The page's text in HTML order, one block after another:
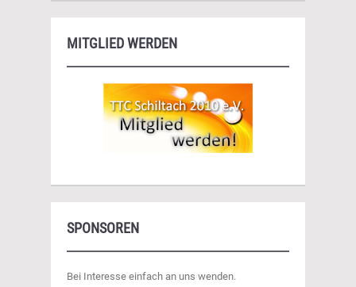
MITGLIED WERDEN
SPONSOREN
Bei Interesse einfach an uns wenden.